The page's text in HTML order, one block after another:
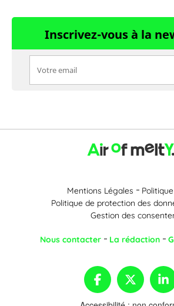
Inscrivez-vous à la
Mentions Légales
Politique de protection des
Gestion des
Nous contacter La rédaction